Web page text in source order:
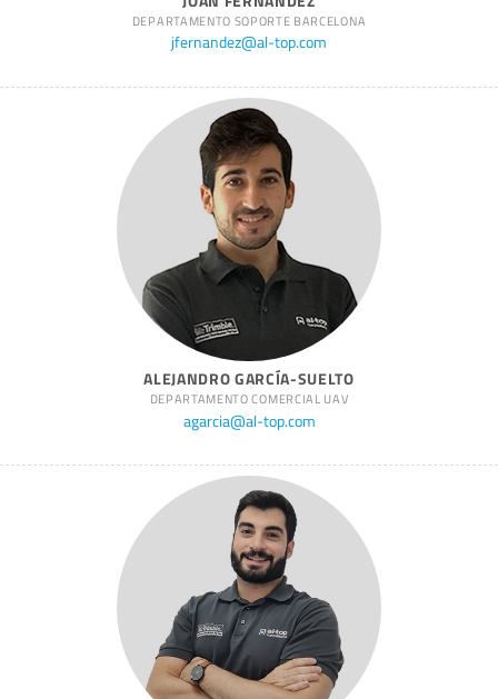
DEPARTAMENTO SOPORTE BARCELONA
jfernandez@al-top.com
ALEJANDRO GARCÍA-SUELTO
DEPARTAMENTO COMERCIAL UAV
agarcia@al-top.com